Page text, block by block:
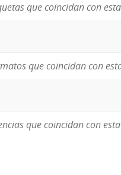
que coincidan con
que coincidan con
que coincidan con